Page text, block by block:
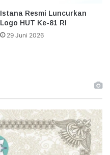
Istana Resmi Luncurkan
Logo HUT Ke-81 RI
29 Juni 2026